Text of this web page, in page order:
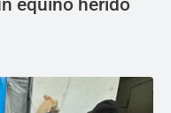
equino herido